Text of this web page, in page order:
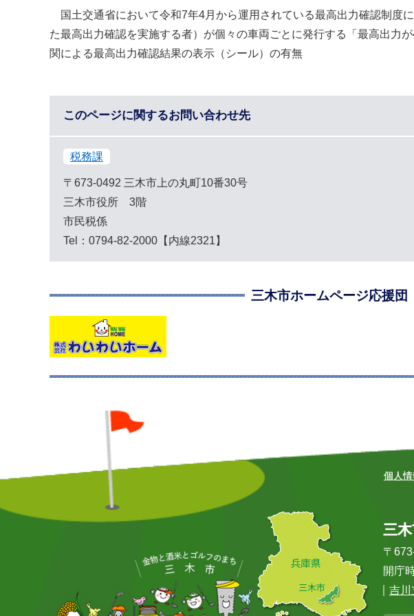
国土交通省において令和7年4月から運用されている最高出力確認制度
た最高出力確認を実施する者）が個々の車両ごとに発行する「最高出力
関による最高出力確認結果の表示（シール）の有無
このページに関するお問い合わせ先
税務課
〒673-0492 三木市上の丸町10番30号
三木市役所 3階
市民税係
Tel：0794-82-2000【内線2321】
三木市ホームページ応援団
個人
三
〒
開庁
吉川